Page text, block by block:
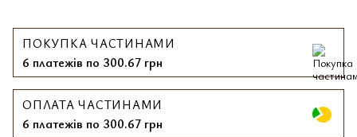
ПОКУПКА ЧАСТИНАМИ
6 платежів по 300.67 грн
ОПЛАТА ЧАСТИНАМИ
6 платежів по 300.67 грн